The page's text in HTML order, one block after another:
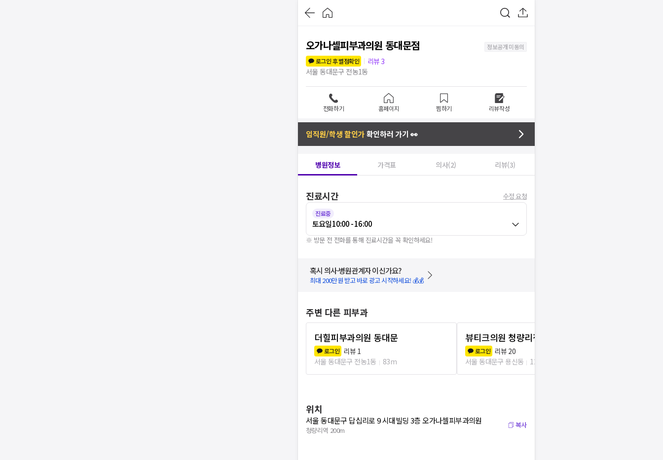
오가나셀피부과의원 동대문점
정보공개 미동의
로그인 후 별점확인
리뷰 3
서울 동대문구 전농1동
전화하기 홈페이지 찜하기 리뷰작성
임직원/학생 할인가확인하러 가기 👀
병원정보 가격표 의사(2) 리뷰(3)
진료시간 수정 요청
진료중
토요일10:00 - 16:00
※ 방문 전 전화를 통해 진료시간을 꼭 확인하세요!
혹시 의사·병원관계자 이신가요?
최대 200만원 받고 바로 광고 시작하세요! 💰💰
주변 다른 피부과
더힐피부과의원 동대문
로그인 리뷰 1
서울 동대문구 전농1동
83m
뷰티크의원 청량리점
로그인 리뷰 20
서울 동대문구 용신동
123m
위치
서울 동대문구 답십리로 9 시대빌딩 3층 오가나셀피부과의원
청량리역 200m
복사